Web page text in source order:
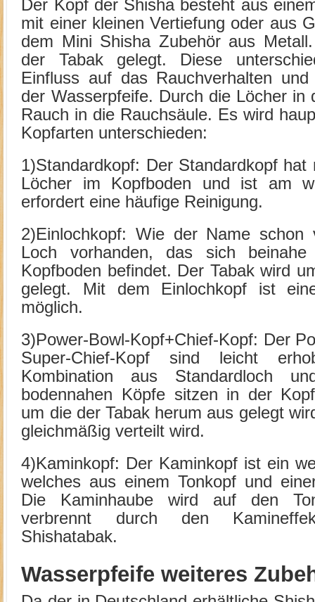
Der Kopf der Shisha besteht aus
mit einer kleinen Vertiefung oder aus
dem Mini Shisha Zubehör aus
der Tabak gelegt. Diese
Einfluss auf das Rauchverhalten
der Wasserpfeife. Durch die Löcher in
Rauch in die Rauchsäule. Es wird
Kopfarten unterschieden:
1)Standardkopf: Der Standardkopf
Löcher im Kopfboden und ist am
erfordert eine häufige Reinigung.
2)Einlochkopf: Wie der Name
Loch vorhanden, das sich
Kopfboden befindet. Der Tabak wird
gelegt. Mit dem Einlochkopf ist
möglich.
3)Power-Bowl-Kopf+Chief-Kopf: Der
Super-Chief-Kopf sind leicht
Kombination aus Standardloch
bodennahen Köpfe sitzen in der
um die der Tabak herum aus gelegt
gleichmäßig verteilt wird.
4)Kaminkopf: Der Kaminkopf ist ein
welches aus einem Tonkopf und
Die Kaminhaube wird auf den
verbrennt durch den
Shishatabak.
Wasserpfeife weiteres